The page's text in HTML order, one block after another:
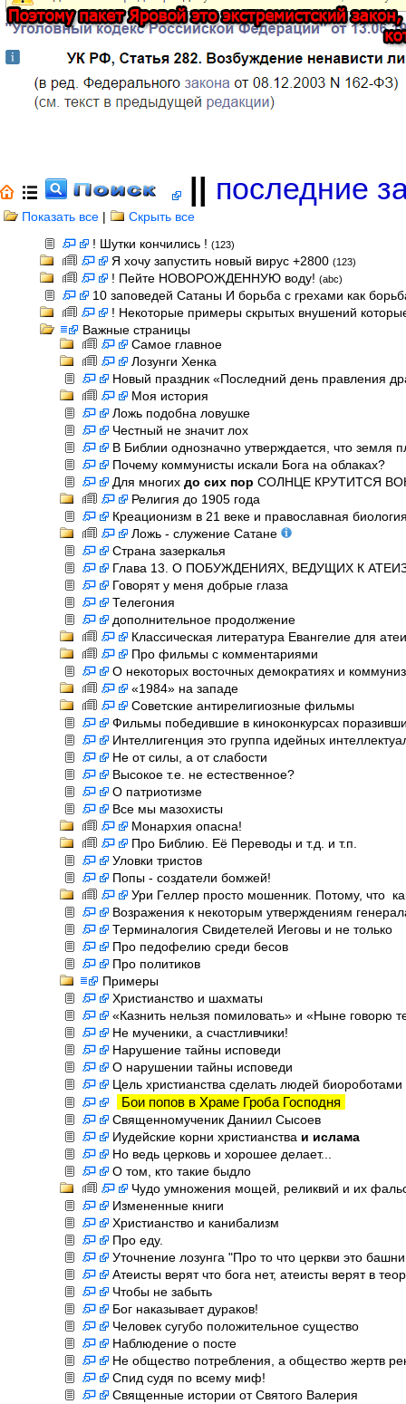
|| последние
Показать все |
Скрыть все
! Шутки кончились ! (123)
Я хочу запустить новый вирус +2800 (123)
! Пейте НОВОРОЖДЕННУЮ воду! (abc)
10 заповедей Сатаны И борьба с грехами как
! Некоторые примеры скрытых внушений
Важные страницы
Самое главное
Лозунги Хенка
Новый праздник «Последний день правления
Моя история
Ложь подобна ловушке
Честный не значит лох
В Библии однозначно утверждается, что земля
Почему коммунисты искали Бога на облаках?
Для многих до сих пор СОЛНЦЕ КРУТИТСЯ
Религия до 1905 года
Креационизм в 21 веке и православная
Ложь - служение Сатане
Страна зазеркалья
Глава 13. О ПОБУЖДЕНИЯХ, ВЕДУЩИХ К
Говорят у меня добрые глаза
Телегония
дополнительное продолжение
Классическая литература Евангелие для
Про фильмы с комментариями
О некоторых восточных демократиях и
«1984» на западе
Советские антирелигиозные фильмы
Фильмы победившие в киноконкурсах
Интеллигенция это группа идейных
Не от силы, а от слабости
Высокое т.е. не естественное?
О патриотизме
Все мы мазохисты
Монархия опасна!
Про Библию. Её Переводы и т.д. и т.п.
Уловки тристов
Попы - создатели бомжей!
Ури Геллер просто мошенник. Потому, что
Возражения к некоторым утверждениям
Терминалогия Свидетелей Иеговы и не только
Про педофелию среди бесов
Про политиков
Примеры
Христианство и шахматы
«Казнить нельзя помиловать» и «Ныне говорю
Не мученики, а счастливчики!
Нарушение тайны исповеди
О нарушении тайны исповеди
Цель христианства сделать людей биороботами
Бои попов в Храме Гроба Господня
Священномученик Даниил Сысоев
Иудейские корни христианства и ислама
Но ведь церковь и хорошее делает...
О том, кто такие быдло
Чудо умножения мощей, реликвий и их
Измененные книги
Христианство и канибализм
Про еду.
Уточнение лозунга "Про то что церкви это
Атеисты верят что бога нет, атеисты верят в
Чтобы не забыть
Бог наказывает дураков!
Человек сугубо положительное существо
Наблюдение о посте
Не общество потребления, а общество жертв
Спид судя по всему миф!
Священные истории от Святого Валерия